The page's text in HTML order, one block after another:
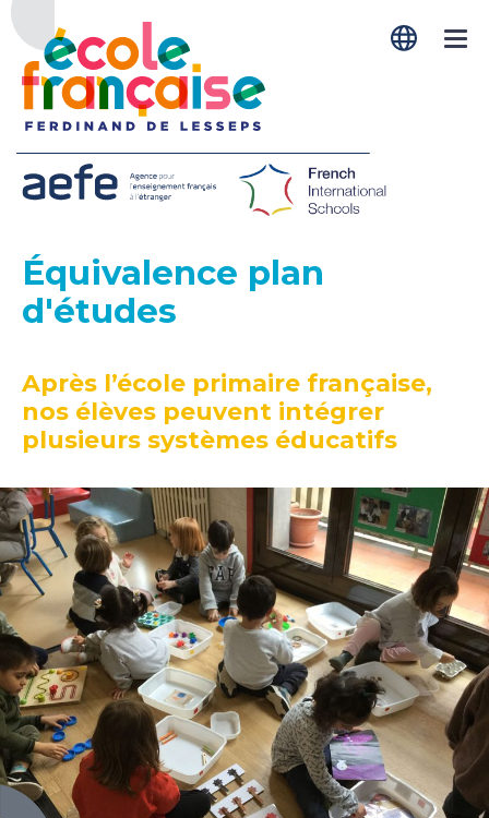
Équivalence plan
d'études
Après l’école primaire française,
nos élèves peuvent intégrer
plusieurs systèmes éducatifs